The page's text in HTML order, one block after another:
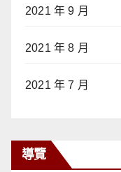
2021 年 9 月
2021 年 8 月
2021 年 7 月
導覽